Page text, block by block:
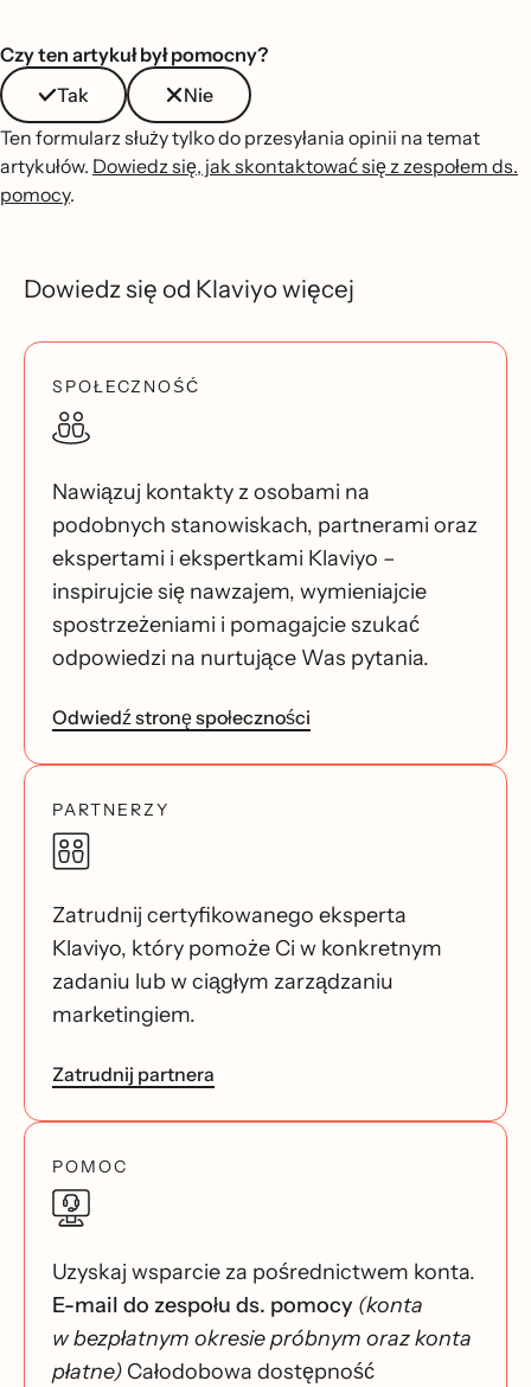
Czy ten artykuł był pomocny?
Tak
Nie
Ten formularz służy tylko do przesyłania opinii na temat
artykułów. Dowiedz się, jak skontaktować się z zespołem ds.
pomocy.
Dowiedz się od Klaviyo więcej
SPOŁECZNOŚĆ
Nawiązuj kontakty z osobami na
podobnych stanowiskach, partnerami oraz
ekspertami i ekspertkami Klaviyo –
inspirujcie się nawzajem, wymieniajcie
spostrzeżeniami i pomagajcie szukać
odpowiedzi na nurtujące Was pytania.
Odwiedź stronę społeczności
PARTNERZY
Zatrudnij certyfikowanego eksperta
Klaviyo, który pomoże Ci w konkretnym
zadaniu lub w ciągłym zarządzaniu
marketingiem.
Zatrudnij partnera
POMOC
Uzyskaj wsparcie za pośrednictwem konta.
E-mail do zespołu ds. pomocy (konta
w bezpłatnym okresie próbnym oraz konta
płatne) Całodobowa dostępność